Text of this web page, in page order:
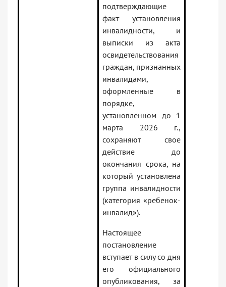
подтверждающие
факт установления
инвалидности, и
выписки из акта
освидетельствования
граждан, признанных
инвалидами,
оформленные в
порядке,
установленном до 1
марта 2026 г.,
сохраняют свое
действие до
окончания срока, на
который установлена
группа инвалидности
(категория «ребенок-
инвалид»).
Настоящее
постановление
вступает в силу со дня
его официального
опубликования, за